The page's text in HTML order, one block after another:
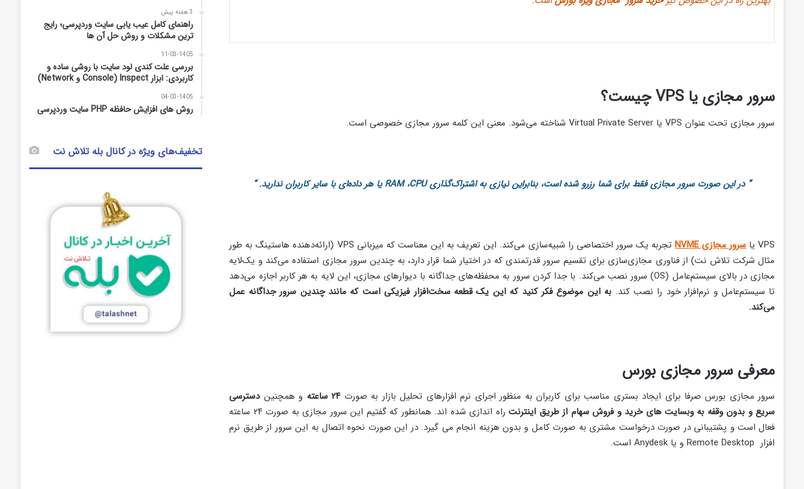
سرور مجازی یا VPS چیست؟
سرور مجازی تحت عنوان VPS یا Virtual Private Server شناخته می‌شود. معنی این کلمه سرور مجازی خصوصی است.
” در این صورت سرور مجازی فقط برای شما رزرو شده است، بنابراین نیازی به اشتراک‌گذاری RAM ،CPU یا هر داده‌ای با سایر کاربران ندارید. “
VPS یا سرور مجازی NVME
تجربه یک سرور اختصاصی را شبیه‌سازی می‌کند. این تعریف به این معناست که میزبانی VPS (ارائه‌دهنده هاستینگ به طور
مثال شرکت تلاش نت) از فناوری مجازی‌سازی برای تقسیم سرور قدرتمندی که در اختیار شما قرار دارد، به چندین سرور مجازی استفاده می‌کند و یک‌لایه
مجازی در بالای سیستم‌عامل (OS) سرور نصب می‌کند. با جدا کردن سرور به محفظه‌های جداگانه با دیوارهای مجازی، این لایه به هر کاربر اجازه می‌دهد
تا سیستم‌عامل و نرم‌افزار خود را نصب کند. به این موضوع فکر کنید که این‌ یک قطعه سخت‌افزار فیزیکی است که مانند چندین سرور جداگانه عمل
می‌کند.
معرفی سرور مجازی بورس
سرور مجازی بورس صرفا برای ایجاد بستری مناسب برای کاربران به منظور اجرای نرم افزارهای تحلیل بازار به صورت ۲۴ ساعته و همچنیندسترسی
سریع و بدون وقفه به وبسایت های خرید و فروش سهام از طریق اینترنت
راه اندازی شده اند. همانطور که گفتیم این سرور مجازی به صورت ۲۴ ساعته
فعال است و پشتیبانی در صورت درخواست مشتری به صورت کامل و بدون هزینه انجام می گیرد. در این صورت نحوه اتصال به این سرور از طریق نرم
افزار Remote Desktop و یا Anydesk است.
3 هفته پیش
راهنمای کامل عیب‌ یابی سایت وردپرسی؛ رایج‌
ترین مشکلات و روش حل آن‌ ها
11-03-1405
بررسی علت کندی لود سایت با روشی ساده و
کاربردی: ابزار Inspect (Console و Network)
04-03-1405
روش‌ های افزایش حافظه PHP سایت وردپرسی
تخفیف‌های ویژه در کانال بله تلاش نت